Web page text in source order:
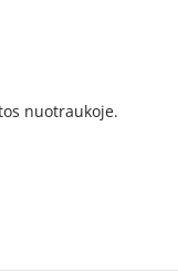
nuotraukoje.